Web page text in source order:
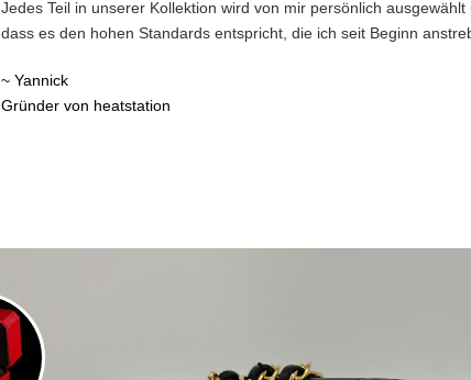
Jedes Teil in unserer Kollektion wird von mir persönlich
dass es den hohen Standards entspricht, die ich seit Beginn
~ Yannick
Gründer von heatstation